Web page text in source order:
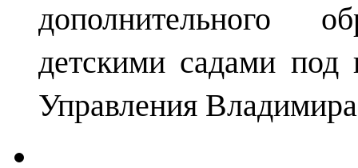
дополнительного
детскими садами под
Управления